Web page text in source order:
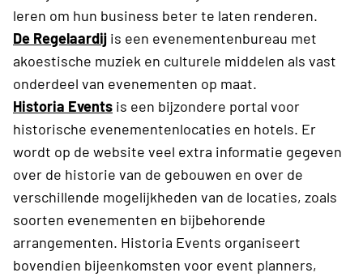
leren om hun business beter te laten renderen.
De Regelaardij is een evenementenbureau met
akoestische muziek en culturele middelen als vast
onderdeel van evenementen op maat.
Historia Events is een bijzondere portal voor
historische evenementenlocaties en hotels. Er
wordt op de website veel extra informatie gegeven
over de historie van de gebouwen en over de
verschillende mogelijkheden van de locaties, zoals
soorten evenementen en bijbehorende
arrangementen. Historia Events organiseert
bovendien bijeenkomsten voor event planners,